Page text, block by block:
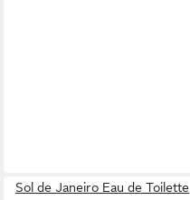
Sol de Janeiro Eau de Toilette